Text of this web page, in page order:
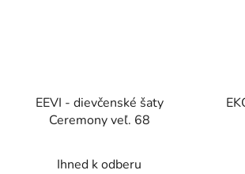
EEVI - dievčenské šaty
Ceremony veľ. 68
Ihned k odberu